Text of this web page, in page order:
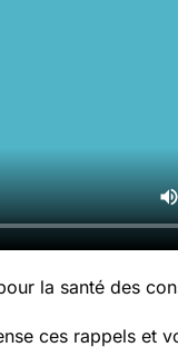
la santé des
ces rappels et